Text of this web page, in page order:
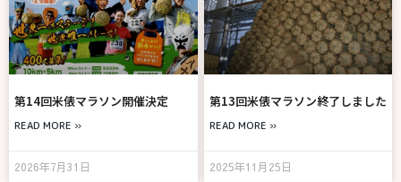
第14回米俵マラソン開催決定
READ MORE »
2026年7月31日
第13回米俵マラソン終了しました
READ MORE »
2025年11月25日